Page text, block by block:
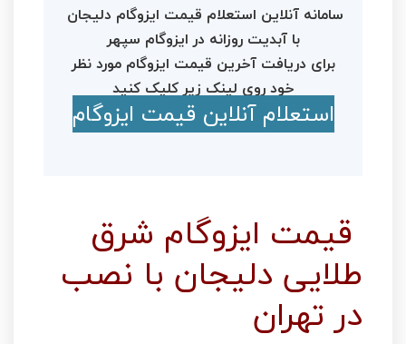
سامانه آنلاین استعلام قیمت ایزوگام دلیجان
با آبدیت روزانه در ایزوگام سپهر
برای دریافت آخرین قیمت ایزوگام مورد نظر
خود روی لینک زیر کلیک کنید
استعلام آنلاین قیمت ایزوگام
قیمت ایزوگام شرق
طلایی دلیجان با نصب
در تهران